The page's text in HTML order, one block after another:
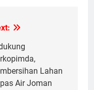
Lahan
Air Joman